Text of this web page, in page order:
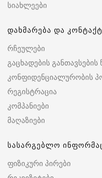
სიახლეები
დახმარება და
რჩეულები
გაცხადების განთავსების
კონფიდენციალურობის
რეგისტრაცია
კომპანიები
მაღაზიები
სასარგებლო
ფიზიკური პირები